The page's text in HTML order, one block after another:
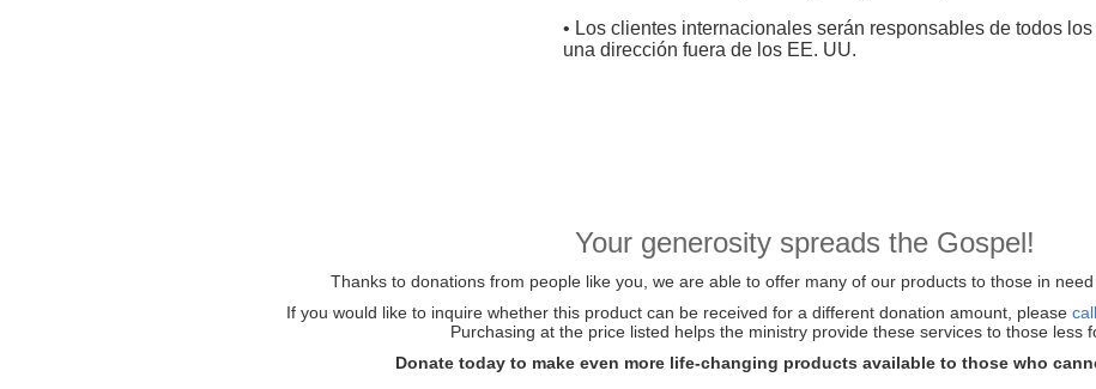
• Los clientes internacionales serán responsables de todos
una dirección fuera de los EE. UU.
Your generosity spreads the Gospel!
Thanks to donations from people like you, we are able to offer many of our products to those in
If you would like to inquire whether this product can be received for a different donation amount, please
Purchasing at the price listed helps the ministry provide these services to those less
Donate today to make even more life-changing products available to those who